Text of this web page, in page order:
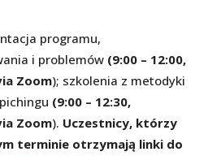
programu,
i problemów (9:00 – 12:00,
Zoom); szkolenia z metodyki
(9:00 – 12:30,
Zoom). Uczestnicy, którzy
terminie otrzymają linki do